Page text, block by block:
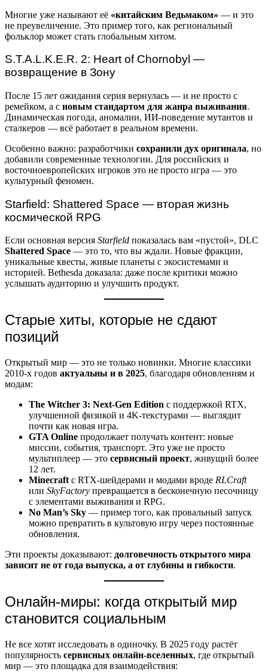
Многие уже называют её «китайским Ведьмаком» — и это
не преувеличение. Это пример того, как региональный
фольклор может стать глобальным хитом.
S.T.A.L.K.E.R. 2: Heart of Chornobyl —
возвращение в Зону
После 15 лет ожидания серия вернулась — и не просто с
ремейком, а с новым стандартом для жанра выживания.
Динамическая погода, аномалии, ИИ-поведение мутантов и
сталкеров — всё работает в реальном времени.
Особенно важно: разработчики сохранили дух оригинала, но
добавили современные технологии. Для российских и
восточноевропейских игроков это не просто игра — это
культурный феномен.
Starfield: Shattered Space — вторая жизнь
космической RPG
Если основная версия Starfield показалась вам «пустой», DLC
Shattered Space — это то, что вы ждали. Новые фракции,
уникальные квесты, живые планеты с экосистемами и
историей. Bethesda доказала: даже после критики можно
услышать аудиторию и улучшить продукт.
Старые хиты, которые не сдают
позиций
Открытый мир — это не только новинки. Многие классики
2010-х годов актуальны и в 2025, благодаря обновлениям и
модам:
The Witcher 3: Next-Gen Edition с поддержкой RTX,
улучшенной физикой и 4K-текстурами — выглядит
почти как новая игра.
GTA Online продолжает получать контент: новые
миссии, события, транспорт. Это уже не просто
мультиплеер — это сервисный проект, живущий более
12 лет.
Minecraft с RTX-шейдерами и модами вроде RLCraft
или SkyFactory превращается в бесконечную песочницу
с элементами выживания и RPG.
No Man’s Sky — пример того, как провальный запуск
можно превратить в культовую игру через постоянные
обновления.
Эти проекты доказывают: долговечность открытого мира
зависит не от года выпуска, а от глубины и гибкости.
Онлайн-миры: когда открытый мир
становится социальным
Не все хотят исследовать в одиночку. В 2025 году растёт
популярность сервисных онлайн-вселенных, где открытый
мир — это площадка для взаимодействия: